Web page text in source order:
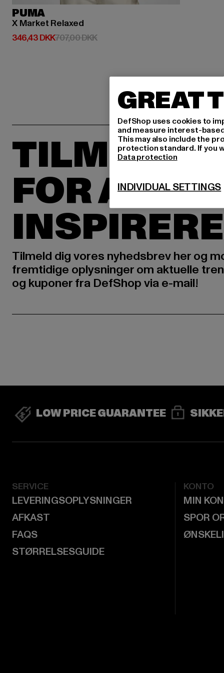
PUMA
X Market Relaxed
346,43 DKK
Nuværende pris: 346,43 DKK
707,00 DKKKampagnepris: 707,00 DKK
TILMELD
FOR AT
Tilmeld dig vores nyhedsbrev her og
fremtidige oplysninger om aktuelle
og kuponer fra DefShop via e-mail!
LOW PRICE GUARANTEE
SERVICE
LEVERINGSOPLYSNINGER
AFKAST
FAQS
STØRRELSESGUIDE
KONTO
MIN
SPOR
GREAT
DefShop uses cookies to
and measure interest-
This may also include the
protection standard. If you
Data protection
INDIVIDUAL SETTINGS